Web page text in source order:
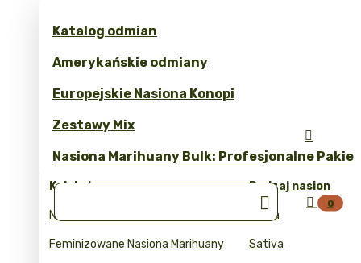
Katalog odmian
Amerykańskie odmiany
Europejskie Nasiona Konopi
Zestawy Mix
Nasiona Marihuany Bulk: Profesjonalne
Kolekcje
Nasiona Marihuany Automaty
Feminizowane Nasiona Marihuany
Rodzaj nasion
Indica
Sativa


 0